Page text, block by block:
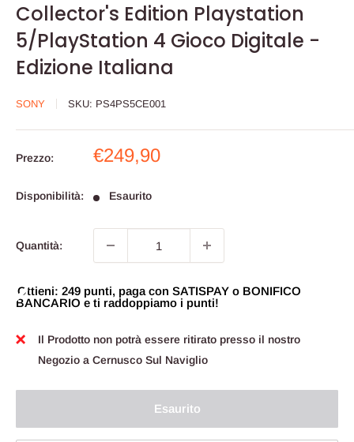
Collector's Edition Playstation
5/PlayStation 4 Gioco Digitale -
Edizione Italiana
SONY SKU: PS4PS5CE001
Prezzo:
Prezzo
€249,90
Disponibilità: Esaurito
Quantità:
Ottieni: 249 punti, paga con SATISPAY o BONIFICO
BANCARIO e ti raddoppiamo i punti!
Il Prodotto non potrà essere ritirato presso il nostro
Negozio a Cernusco Sul Naviglio
Esaurito